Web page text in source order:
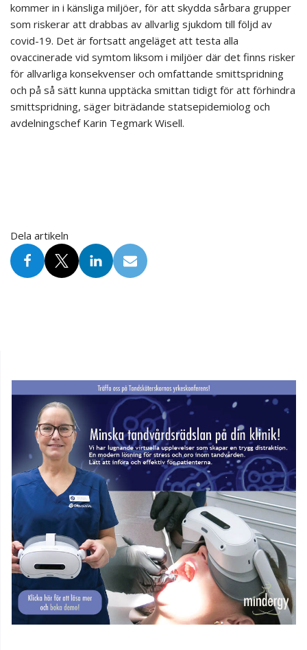
kommer in i känsliga miljöer, för att skydda sårbara grupper
som riskerar att drabbas av allvarlig sjukdom till följd av
covid-19. Det är fortsatt angeläget att testa alla
ovaccinerade vid symtom liksom i miljöer där det finns risker
för allvarliga konsekvenser och omfattande smittspridning
och på så sätt kunna upptäcka smittan tidigt för att förhindra
smittspridning, säger biträdande statsepidemiolog och
avdelningschef Karin Tegmark Wisell.
Dela artikeln